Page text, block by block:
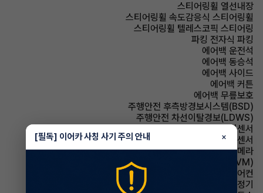
스티어링휠 열선내장
스티어링휠 속도감응식 스티어링휠
스티어링휠 텔레스코픽 스티어링
파킹 전자식 파킹
에어백 운전석
에어백 동승석
에어백 사이드
에어백 커튼
에어백 무릎보호
주행안전 후측방경보시스템(BSD)
주행안전 차선이탈경보(LDWS)
주차보조 전방감지센서
주차보조 후방감지센서
주차보조 후방카메라
주차보조 어라운드뷰(AVM)
에어컨 풀오토에어컨
에어컨 공기청정기
[필독] 이어카 사칭 사기 주의 안내 ×